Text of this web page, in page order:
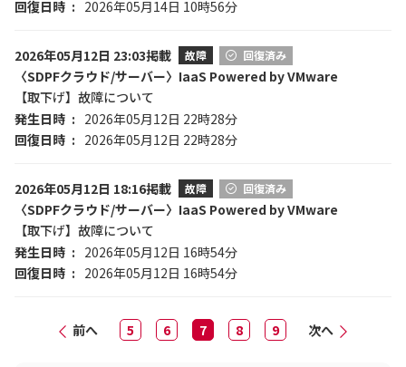
回復日時 2026年05月14日 10時56分
2026年05月12日 23:03掲載 故障 回復済み
〈SDPFクラウド/サーバー〉IaaS Powered by VMware
【取下げ】故障について
発生日時
2026年05月12日 22時28分
回復日時
2026年05月12日 22時28分
2026年05月12日 18:16掲載 故障 回復済み
〈SDPFクラウド/サーバー〉IaaS Powered by VMware
【取下げ】故障について
発生日時
2026年05月12日 16時54分
回復日時
2026年05月12日 16時54分
前へ 5 6 7 8 9 次へ